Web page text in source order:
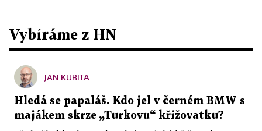
Vybíráme z HN
JAN KUBITA
Hledá se papaláš. Kdo jel v černém BMW s
majákem skrze „Turkovu“ křižovatku?